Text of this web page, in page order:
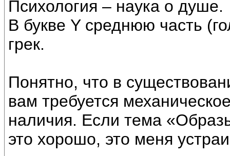
Психология – наука о душе.
В букве Y среднюю часть
грек.
Понятно, что в
вам требуется
наличия. Если тема
это хорошо, это меня